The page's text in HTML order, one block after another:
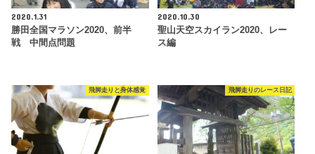
2020.1.31
勝田全国マラソン2020、前半
戦 中間点問題
2020.10.30
聖山天空スカイラン2020、レー
ス編
飛脚走りと身体感覚 飛脚走りのレース日記